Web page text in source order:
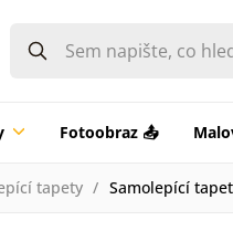
Fotoobraz 📤
tapety Samolepící